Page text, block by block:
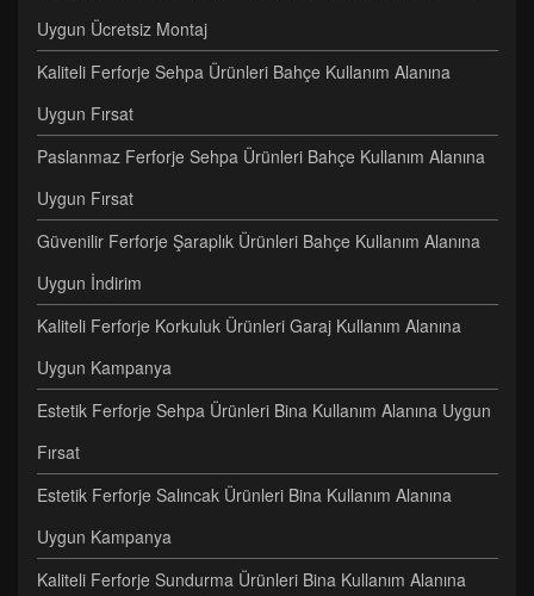
Uygun Ücretsiz Montaj
Kaliteli Ferforje Sehpa Ürünleri Bahçe Kullanım Alanına
Uygun Fırsat
Paslanmaz Ferforje Sehpa Ürünleri Bahçe Kullanım Alanına
Uygun Fırsat
Güvenilir Ferforje Şaraplık Ürünleri Bahçe Kullanım Alanına
Uygun İndirim
Kaliteli Ferforje Korkuluk Ürünleri Garaj Kullanım Alanına
Uygun Kampanya
Estetik Ferforje Sehpa Ürünleri Bina Kullanım Alanına Uygun
Fırsat
Estetik Ferforje Salıncak Ürünleri Bina Kullanım Alanına
Uygun Kampanya
Kaliteli Ferforje Sundurma Ürünleri Bina Kullanım Alanına